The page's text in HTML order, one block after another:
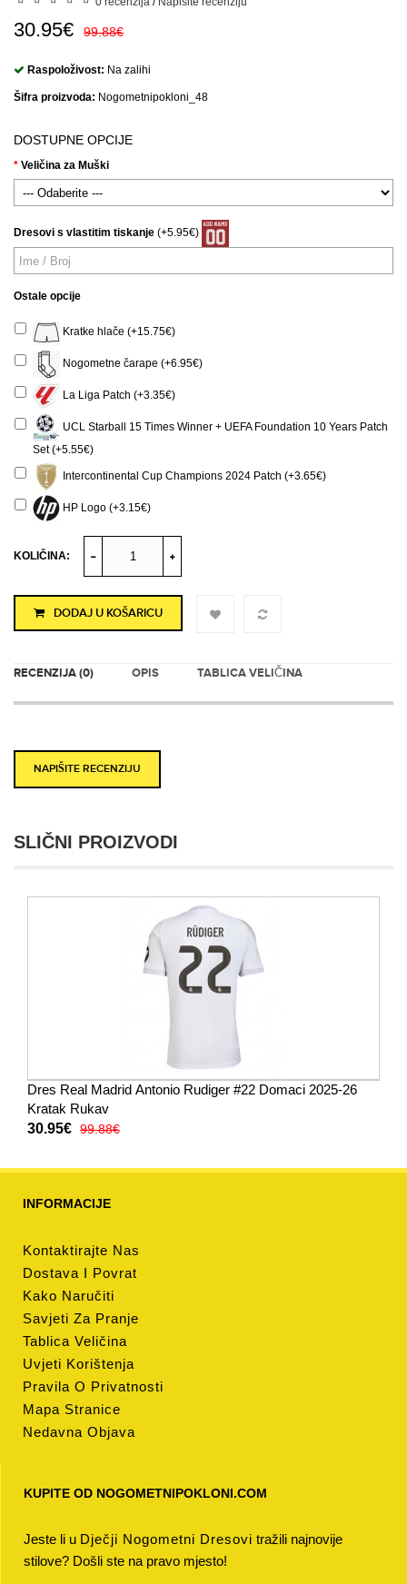
30.95€ 99.88€
Raspoloživost: Na zalihi
Šifra proizvoda: Nogometnipokloni_48
DOSTUPNE OPCIJE
Veličina za Muški
Dresovi s vlastitim tiskanje (+5.95€)
Ostale opcije
Kratke hlače (+15.75€)
Nogometne čarape (+6.95€)
La Liga Patch (+3.35€)
UCL Starball 15 Times Winner + UEFA Foundation 10 Years Patch
Set (+5.55€)
Intercontinental Cup Champions 2024 Patch (+3.65€)
HP Logo (+3.15€)
KOLIČINA:
DODAJ U KOŠARICU
RECENZIJA (0) OPIS TABLICA VELIČINA
NAPIŠITE RECENZIJU
SLIČNI PROIZVODI
Dres Real Madrid Antonio Rudiger #22 Domaci 2025-26
Kratak Rukav
30.95€ 99.88€
INFORMACIJE
Kontaktirajte Nas
Dostava I Povrat
Kako Naručiti
Savjeti Za Pranje
Tablica Veličina
Uvjeti Korištenja
Pravila O Privatnosti
Mapa Stranice
Nedavna Objava
KUPITE OD NOGOMETNIPOKLONI.COM
Jeste li u Dječji Nogometni Dresovi tražili najnovije
stilove? Došli ste na pravo mjesto!